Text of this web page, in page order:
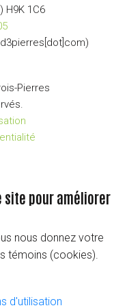
Pierres
H9K 1C6
site pour améliorer
nous donnez votre
témoins (cookies).
d'utilisation